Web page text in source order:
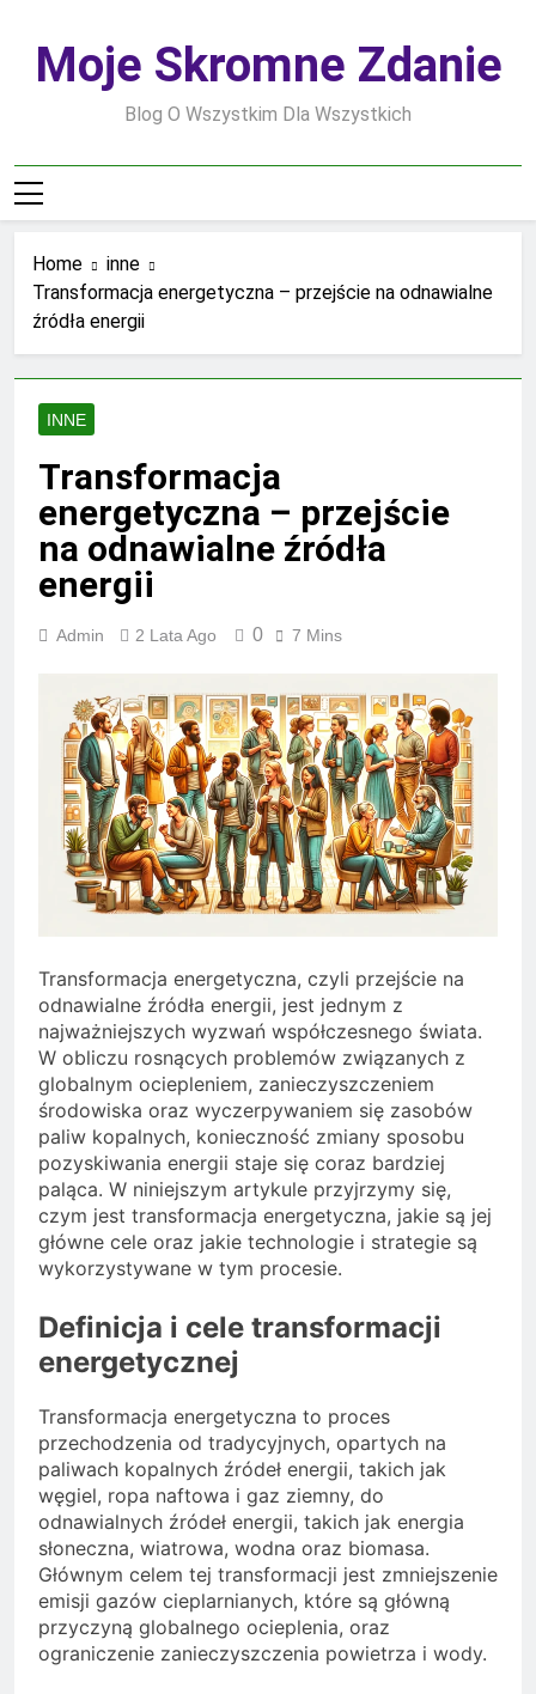
contentMoje Skromne Zdanie
Blog O Wszystkim Dla Wszystkich
Home
inne
Transformacja energetyczna – przejście na odnawialne
źródła energii
INNE
Transformacja
energetyczna – przejście
na odnawialne źródła
energii
Admin 2 Lata Ago 0 7 Mins
Transformacja energetyczna, czyli przejście na
odnawialne źródła energii, jest jednym z
najważniejszych wyzwań współczesnego świata.
W obliczu rosnących problemów związanych z
globalnym ociepleniem, zanieczyszczeniem
środowiska oraz wyczerpywaniem się zasobów
paliw kopalnych, konieczność zmiany sposobu
pozyskiwania energii staje się coraz bardziej
paląca. W niniejszym artykule przyjrzymy się,
czym jest transformacja energetyczna, jakie są jej
główne cele oraz jakie technologie i strategie są
wykorzystywane w tym procesie.
Definicja i cele transformacji
energetycznej
Transformacja energetyczna to proces
przechodzenia od tradycyjnych, opartych na
paliwach kopalnych źródeł energii, takich jak
węgiel, ropa naftowa i gaz ziemny, do
odnawialnych źródeł energii, takich jak energia
słoneczna, wiatrowa, wodna oraz biomasa.
Głównym celem tej transformacji jest zmniejszenie
emisji gazów cieplarnianych, które są główną
przyczyną globalnego ocieplenia, oraz
ograniczenie zanieczyszczenia powietrza i wody.